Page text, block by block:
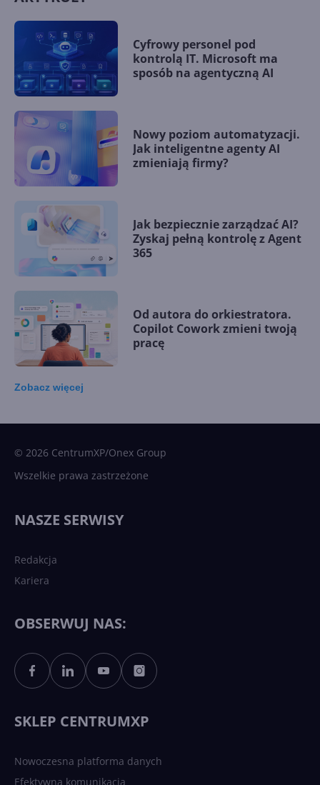
Cyfrowy personel pod
kontrolą IT. Microsoft ma
sposób na agentyczną AI
Nowy poziom automatyzacji.
Jak inteligentne agenty AI
zmieniają firmy?
Jak bezpiecznie zarządzać AI?
Zyskaj pełną kontrolę z Agent
365
Od autora do orkiestratora.
Copilot Cowork zmieni twoją
pracę
Sztuczna inteligencja po
polsku. Dość barier
Zobacz więcej
© 2026 CentrumXP/Onex Group
Wszelkie prawa zastrzeżone
NASZE SERWISY
Redakcja
Kariera
OBSERWUJ NAS:
SKLEP CENTRUMXP
Nowoczesna platforma danych
Efektywna komunikacja